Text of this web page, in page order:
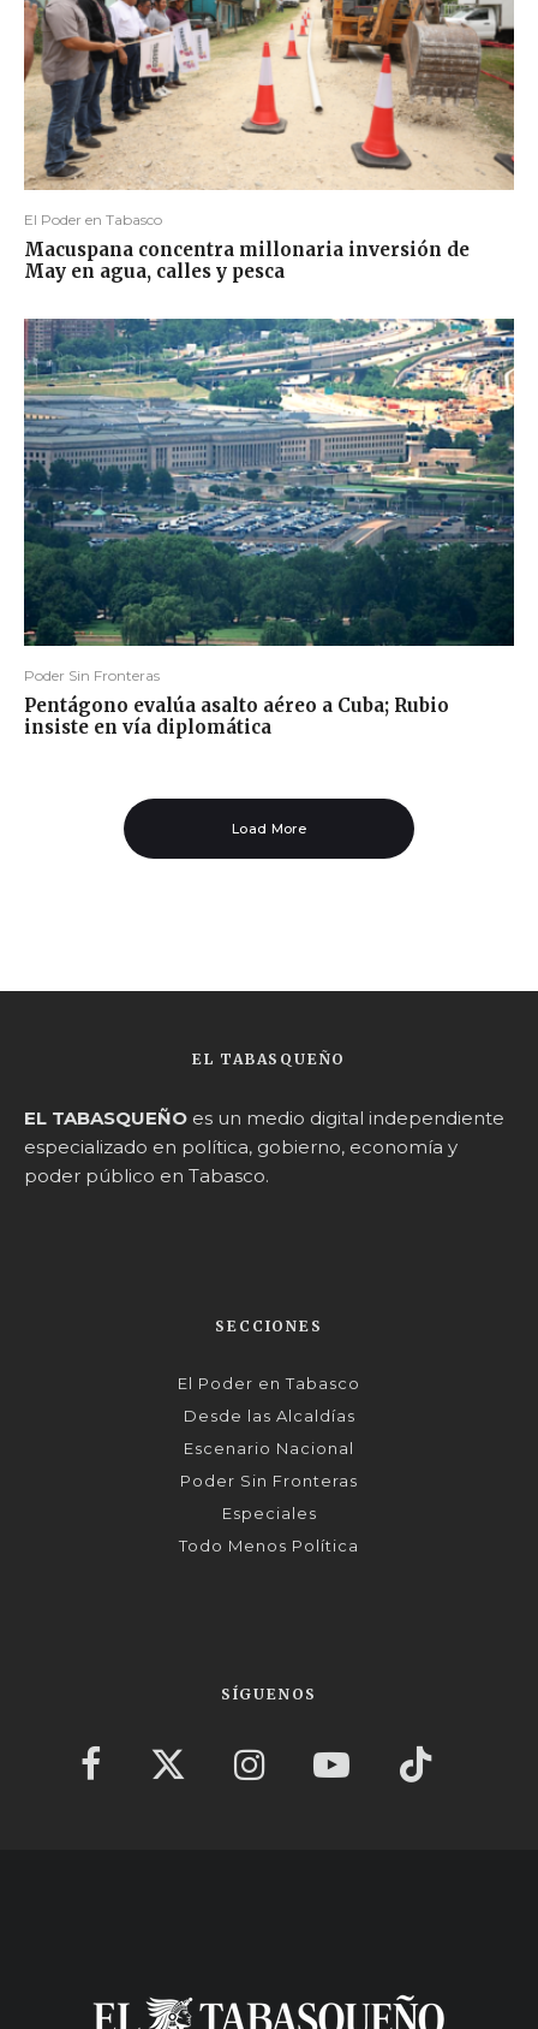
El Poder en Tabasco
Macuspana concentra millonaria inversión de
May en agua, calles y pesca
Poder Sin Fronteras
Pentágono evalúa asalto aéreo a Cuba; Rubio
insiste en vía diplomática
Load More
EL TABASQUEÑO
EL TABASQUEÑO es un medio digital independiente
especializado en política, gobierno, economía y
poder público en Tabasco.
SECCIONES
El Poder en Tabasco
Desde las Alcaldías
Escenario Nacional
Poder Sin Fronteras
Especiales
Todo Menos Política
SÍGUENOS